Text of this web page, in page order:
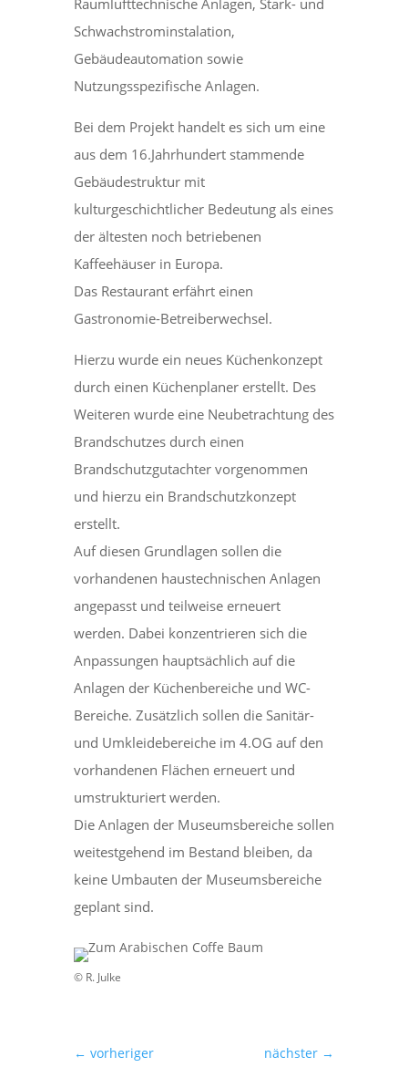
Raumlufttechnische Anlagen, Stark- und
Schwachstrominstalation,
Gebäudeautomation sowie
Nutzungsspezifische Anlagen.
Bei dem Projekt handelt es sich um eine
aus dem 16.Jahrhundert stammende
Gebäudestruktur mit
kulturgeschichtlicher Bedeutung als eines
der ältesten noch betriebenen
Kaffeehäuser in Europa.
Das Restaurant erfährt einen
Gastronomie-Betreiberwechsel.
Hierzu wurde ein neues Küchenkonzept
durch einen Küchenplaner erstellt. Des
Weiteren wurde eine Neubetrachtung des
Brandschutzes durch einen
Brandschutzgutachter vorgenommen
und hierzu ein Brandschutzkonzept
erstellt.
Auf diesen Grundlagen sollen die
vorhandenen haustechnischen Anlagen
angepasst und teilweise erneuert
werden. Dabei konzentrieren sich die
Anpassungen hauptsächlich auf die
Anlagen der Küchenbereiche und WC-
Bereiche. Zusätzlich sollen die Sanitär-
und Umkleidebereiche im 4.OG auf den
vorhandenen Flächen erneuert und
umstrukturiert werden.
Die Anlagen der Museumsbereiche sollen
weitestgehend im Bestand bleiben, da
keine Umbauten der Museumsbereiche
geplant sind.
© R. Julke
← vorheriger nächster →